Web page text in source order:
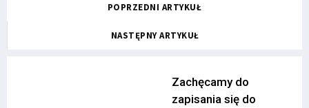
POPRZEDNI ARTYKUŁ
NASTĘPNY ARTYKUŁ
Zachęcamy do
zapisania się do